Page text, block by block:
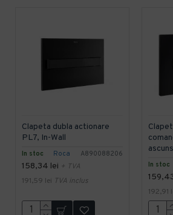
In stoc Roca A890088206
Clapeta dubla actionare
PL7, In-Wall
158,34 lei + TVA
191,59 lei TVA inclus
In stoc
192,91